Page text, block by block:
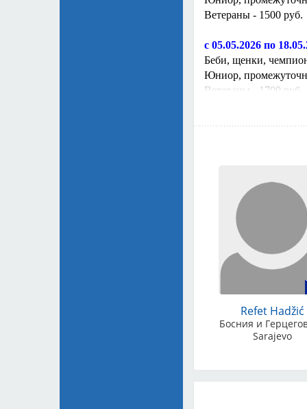
Ветераны - 1500 руб.
с 05.05.2026 по
Беби, щенки,
Юниор,
Ветераны - 1700 руб.
Юниор,
ВЕТЕРАНЫ
ВСЕ
КЛУБА
УбедительнаяRefet Hadžić
Босния и
Sarajevo